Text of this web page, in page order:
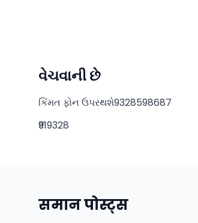
વેચવાની છે
કિંમત ફોન ઉપરથશે9328598687
₹919328
समान पोस्ट्स